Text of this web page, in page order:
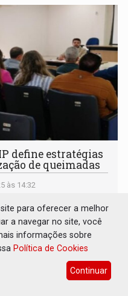
define estratégias
de queimadas
às 14:32
para oferecer a melhor
a navegar no site, você
informações sobre
Política de Cookies
Continuar